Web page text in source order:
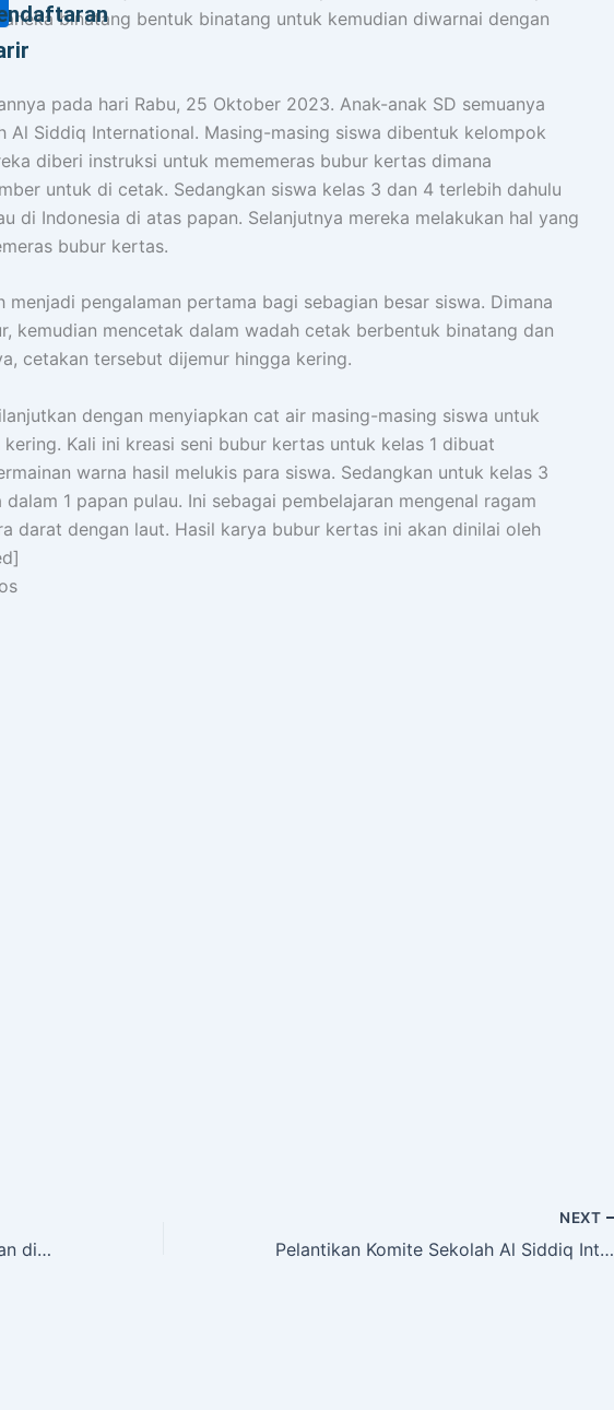
binatang bentuk binatang untuk kemudian diwarnai dengan
pada hari Rabu, 25 Oktober 2023. Anak-anak SD semuanya
Al Siddiq International. Masing-masing siswa dibentuk kelompok
diberi instruksi untuk mememeras bubur kertas dimana
untuk di cetak. Sedangkan siswa kelas 3 dan 4 terlebih dahulu
di Indonesia di atas papan. Selanjutnya mereka melakukan hal yang
bubur kertas.
menjadi pengalaman pertama bagi sebagian besar siswa. Dimana
kemudian mencetak dalam wadah cetak berbentuk binatang dan
cetakan tersebut dijemur hingga kering.
dengan menyiapkan cat air masing-masing siswa untuk
Kali ini kreasi seni bubur kertas untuk kelas 1 dibuat
warna hasil melukis para siswa. Sedangkan untuk kelas 3
1 papan pulau. Ini sebagai pembelajaran mengenal ragam
darat dengan laut. Hasil karya bubur kertas ini akan dinilai oleh
Menginternalisasi Nilai-Nilai Al-Qur’an di Al Siddiq International
NEXT
Pelantikan Komite Sekolah Al Siddiq International